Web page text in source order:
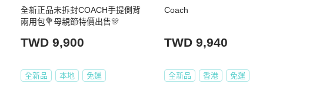
全新正品未拆封COACH手提側背
兩用包💐母親節特價出售🎊
TWD 9,900
全新品 本地 免運
Coach
TWD 9,940
全新品 香港 免運